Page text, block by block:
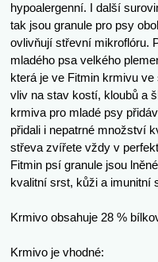
hypoalergenní. I další
tak jsou granule pro psy
ovlivňují střevní mikroflóru.
mladého psa velkého
která je ve Fitmin krmivu
vliv na stav kostí, kloubů a
krmiva pro mladé psy
přidali i nepatrné množství
střeva zvířete vždy v
Fitmin psí granule jsou
kvalitní srst, kůži a imunitní
Krmivo obsahuje 28 %
Krmivo je vhodné: